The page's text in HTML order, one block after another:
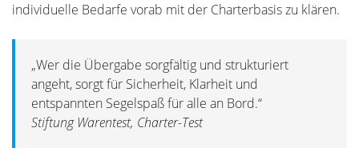
individuelle Bedarfe vorab mit der Charterbasis zu klären.
„Wer die Übergabe sorgfältig und strukturiert
angeht, sorgt für Sicherheit, Klarheit und
entspannten Segelspaß für alle an Bord.“
Stiftung Warentest, Charter-Test